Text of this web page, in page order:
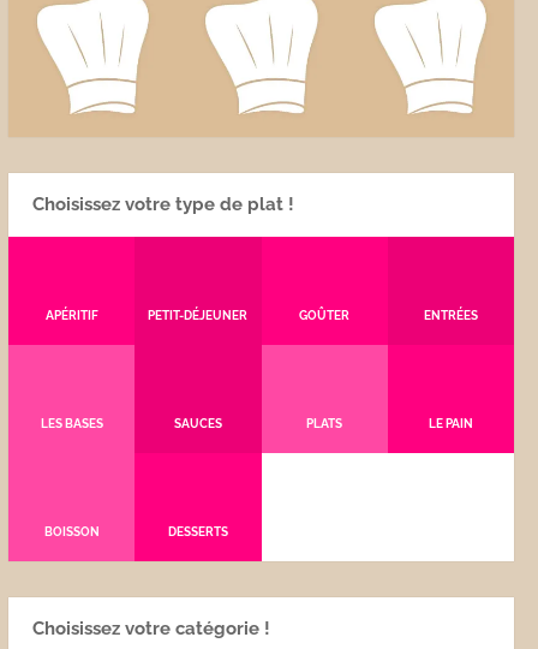
Choisissez votre type de plat !
APÉRITIF PETIT-DÉJEUNER GOÛTER ENTRÉES
LES BASES SAUCES PLATS LE PAIN
BOISSON DESSERTS
Choisissez votre catégorie !